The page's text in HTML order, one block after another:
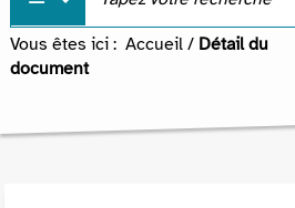
Vous êtes ici : Accueil / Détail du
document